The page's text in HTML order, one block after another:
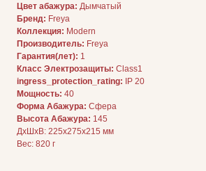
Цвет абажура: Дымчатый
Бренд: Freya
Коллекция: Modern
Производитель: Freya
Гарантия(лет): 1
Класс Электрозащиты: Class1
ingress_protection_rating: IP 20
Мощность: 40
Форма Абажура: Сфера
Высота Абажура: 145
ДxШxВ: 225x275x215 мм
Вес: 820 г